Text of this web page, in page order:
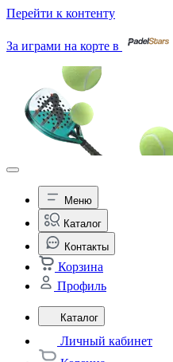
Перейти к контенту
За играми на корте в
Меню
Каталог
Контакты
Корзина
Профиль
Каталог
Личный кабинет